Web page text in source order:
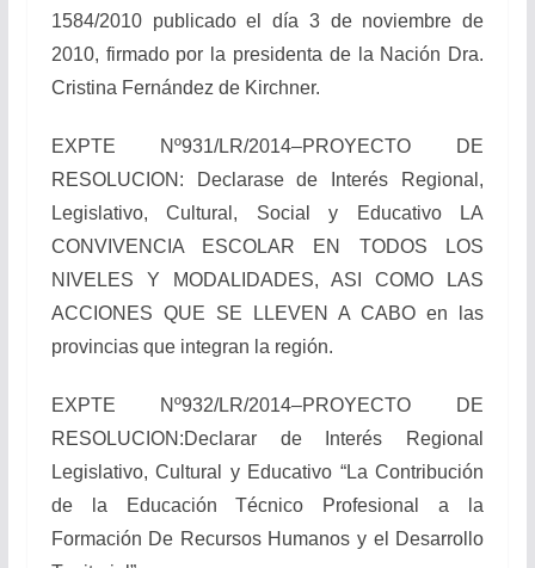
1584/2010 publicado el día 3 de noviembre de
2010, firmado por la presidenta de la Nación Dra.
Cristina Fernández de Kirchner.
EXPTE Nº931/LR/2014–PROYECTO DE
RESOLUCION: Declarase de Interés Regional,
Legislativo, Cultural, Social y Educativo LA
CONVIVENCIA ESCOLAR EN TODOS LOS
NIVELES Y MODALIDADES, ASI COMO LAS
ACCIONES QUE SE LLEVEN A CABO en las
provincias que integran la región.
EXPTE Nº932/LR/2014–PROYECTO DE
RESOLUCION:Declarar de Interés Regional
Legislativo, Cultural y Educativo “La Contribución
de la Educación Técnico Profesional a la
Formación De Recursos Humanos y el Desarrollo